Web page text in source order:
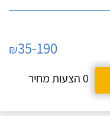
₪35-190
0 הצעות מחיר